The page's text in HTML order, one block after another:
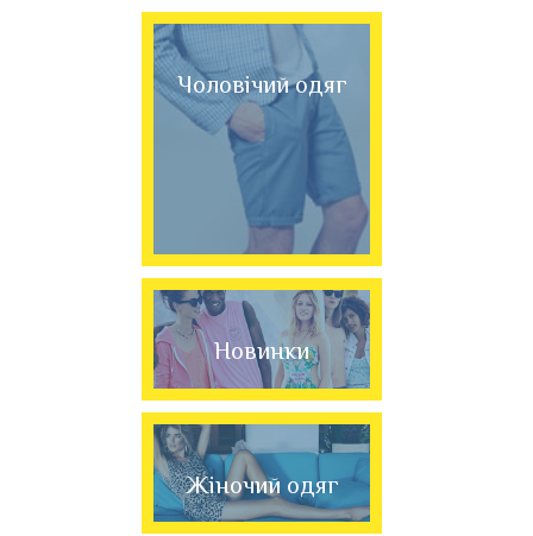
Чоловічий одяг
Новинки
Жіночий одяг